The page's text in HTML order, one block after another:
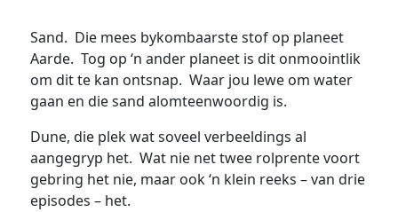
Sand. Die mees bykombaarste stof op planeet
Aarde. Tog op ‘n ander planeet is dit onmoointlik
om dit te kan ontsnap. Waar jou lewe om water
gaan en die sand alomteenwoordig is.
Dune, die plek wat soveel verbeeldings al
aangegryp het. Wat nie net twee rolprente voort
gebring het nie, maar ook ‘n klein reeks – van drie
episodes – het.